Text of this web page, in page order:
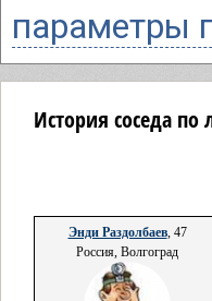
параметры
История соседа по
Энди Раздолбаев, 47
Россия, Волгоград